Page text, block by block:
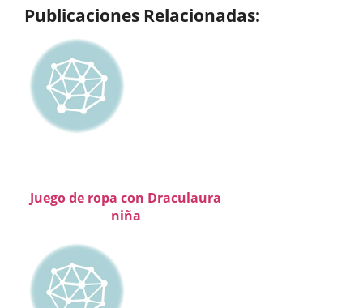
Publicaciones Relacionadas:
Juego de ropa con Draculaura
niña